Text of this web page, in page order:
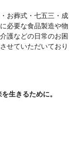
お葬式・七五三・成
必要な食品製造や物
護などの日常のお困
せていただいており
生きるために。